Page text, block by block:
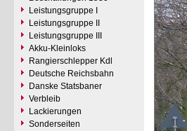
Leistungsgruppe I
Leistungsgruppe II
Leistungsgruppe III
Akku-Kleinloks
Rangierschlepper Kdl
Deutsche Reichsbahn
Danske Statsbaner
Verbleib
Lackierungen
Sonderseiten